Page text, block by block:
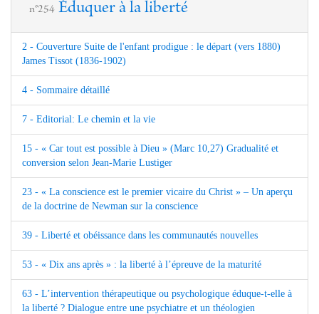
n°254 Éduquer à la liberté
2 - Couverture Suite de l'enfant prodigue : le départ (vers 1880)
James Tissot (1836-1902)
4 - Sommaire détaillé
7 - Editorial: Le chemin et la vie
15 - « Car tout est possible à Dieu » (Marc 10,27) Gradualité et
conversion selon Jean-Marie Lustiger
23 - « La conscience est le premier vicaire du Christ » – Un aperçu
de la doctrine de Newman sur la conscience
39 - Liberté et obéissance dans les communautés nouvelles
53 - « Dix ans après » : la liberté à l’épreuve de la maturité
63 - L’intervention thérapeutique ou psychologique éduque-t-elle à
la liberté ? Dialogue entre une psychiatre et un théologien